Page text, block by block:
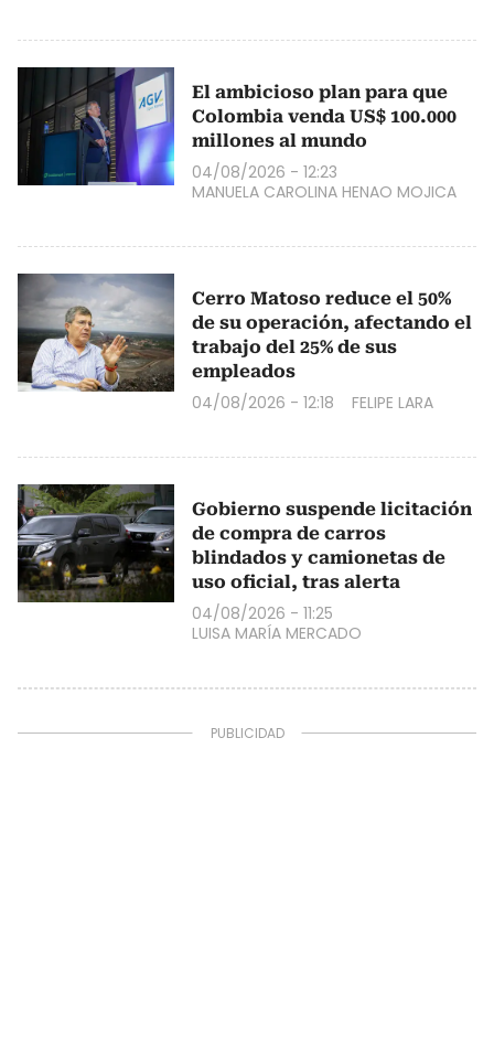
El ambicioso plan para que
Colombia venda US$ 100.000
millones al mundo
04/08/2026 - 12:23
MANUELA CAROLINA HENAO MOJICA
Cerro Matoso reduce el 50%
de su operación, afectando el
trabajo del 25% de sus
empleados
04/08/2026 - 12:18 FELIPE LARA
Gobierno suspende licitación
de compra de carros
blindados y camionetas de
uso oficial, tras alerta
04/08/2026 - 11:25
LUISA MARÍA MERCADO